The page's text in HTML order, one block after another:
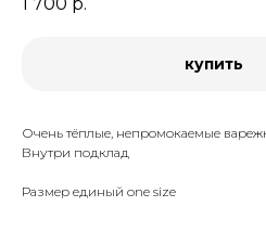
купить
Очень тёплые, непромокаемые
Внутри подклад
Размер единый one size